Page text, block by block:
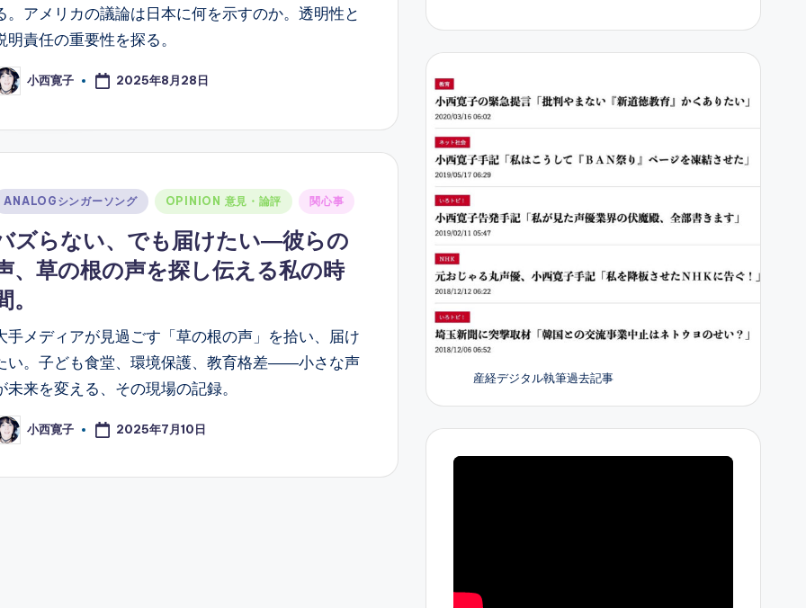
。アメリカの議論は日本に何を示すのか。透明性と
明責任の重要性を探る。
小西寛子 2025年8月28日
ANALOGシンガーソング OPINION 意見・論評 関心事
ズらない、でも届けたい―彼らの
、草の根の声を探し伝える私の時
。
手メディアが見過ごす「草の根の声」を拾い、届け
い。子ども食堂、環境保護、教育格差――小さな声
未来を変える、その現場の記録。
小西寛子 2025年7月10日
産経デジタル執筆過去記事